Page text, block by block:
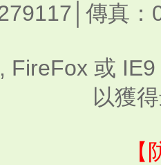
傳真
FireFox 或
以獲